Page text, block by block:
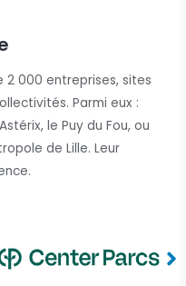
2 000 entreprises, sites
Parmi eux :
le Puy du Fou, ou
de Lille. Leur